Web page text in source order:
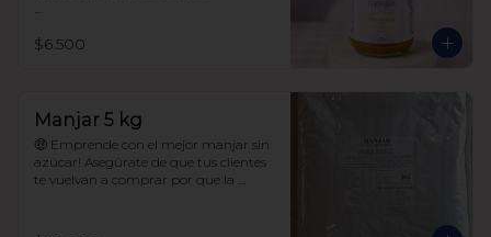
Sin polioles
Frasco 380 gr
$6.500
Manjar 5 kg
🤑 Emprende con el mejor manjar sin
azúcar! Asegúrate de que tus clientes
te vuelvan a comprar por que la